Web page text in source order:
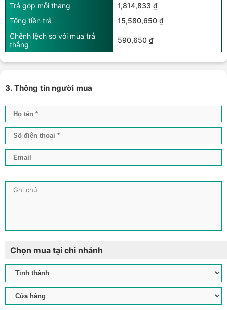
Trả góp mỗi tháng
1,814,833 ₫
Tổng tiền trả
15,580,650 ₫
Chênh lệch so với mua trả
thẳng
590,650 ₫
3. Thông tin người mua
Chọn mua tại chi nhánh